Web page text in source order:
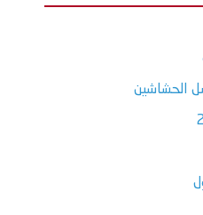
الحشاشين